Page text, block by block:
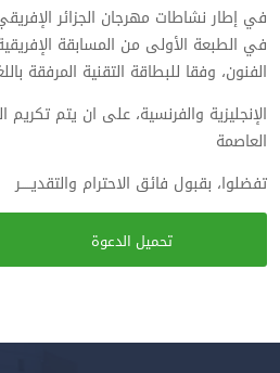
في الطبعة الأولى من المسابقة
الفنون، وفقا للبطاقة التقنية المرفقة
الإنجليزية والفرنسية، على ان يتم تكريم
العاصمة
تفضلوا، بقبول فائق الاحترام والتقديـــــر
تحميل الدعوة